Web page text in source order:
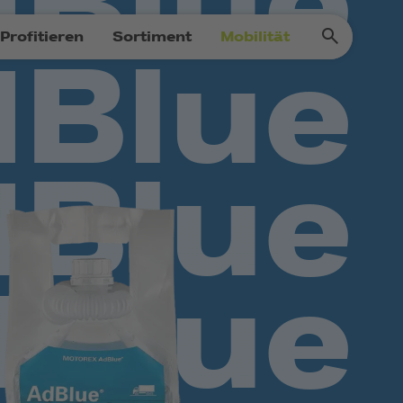
Profitieren Sortiment Mobilität